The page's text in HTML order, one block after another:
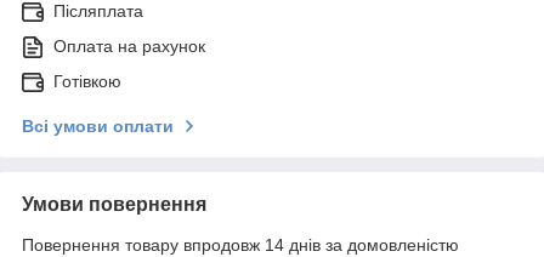
Післяплата
Оплата на рахунок
Готівкою
Всі умови оплати
Умови повернення
Повернення товару впродовж 14 днів за домовленістю